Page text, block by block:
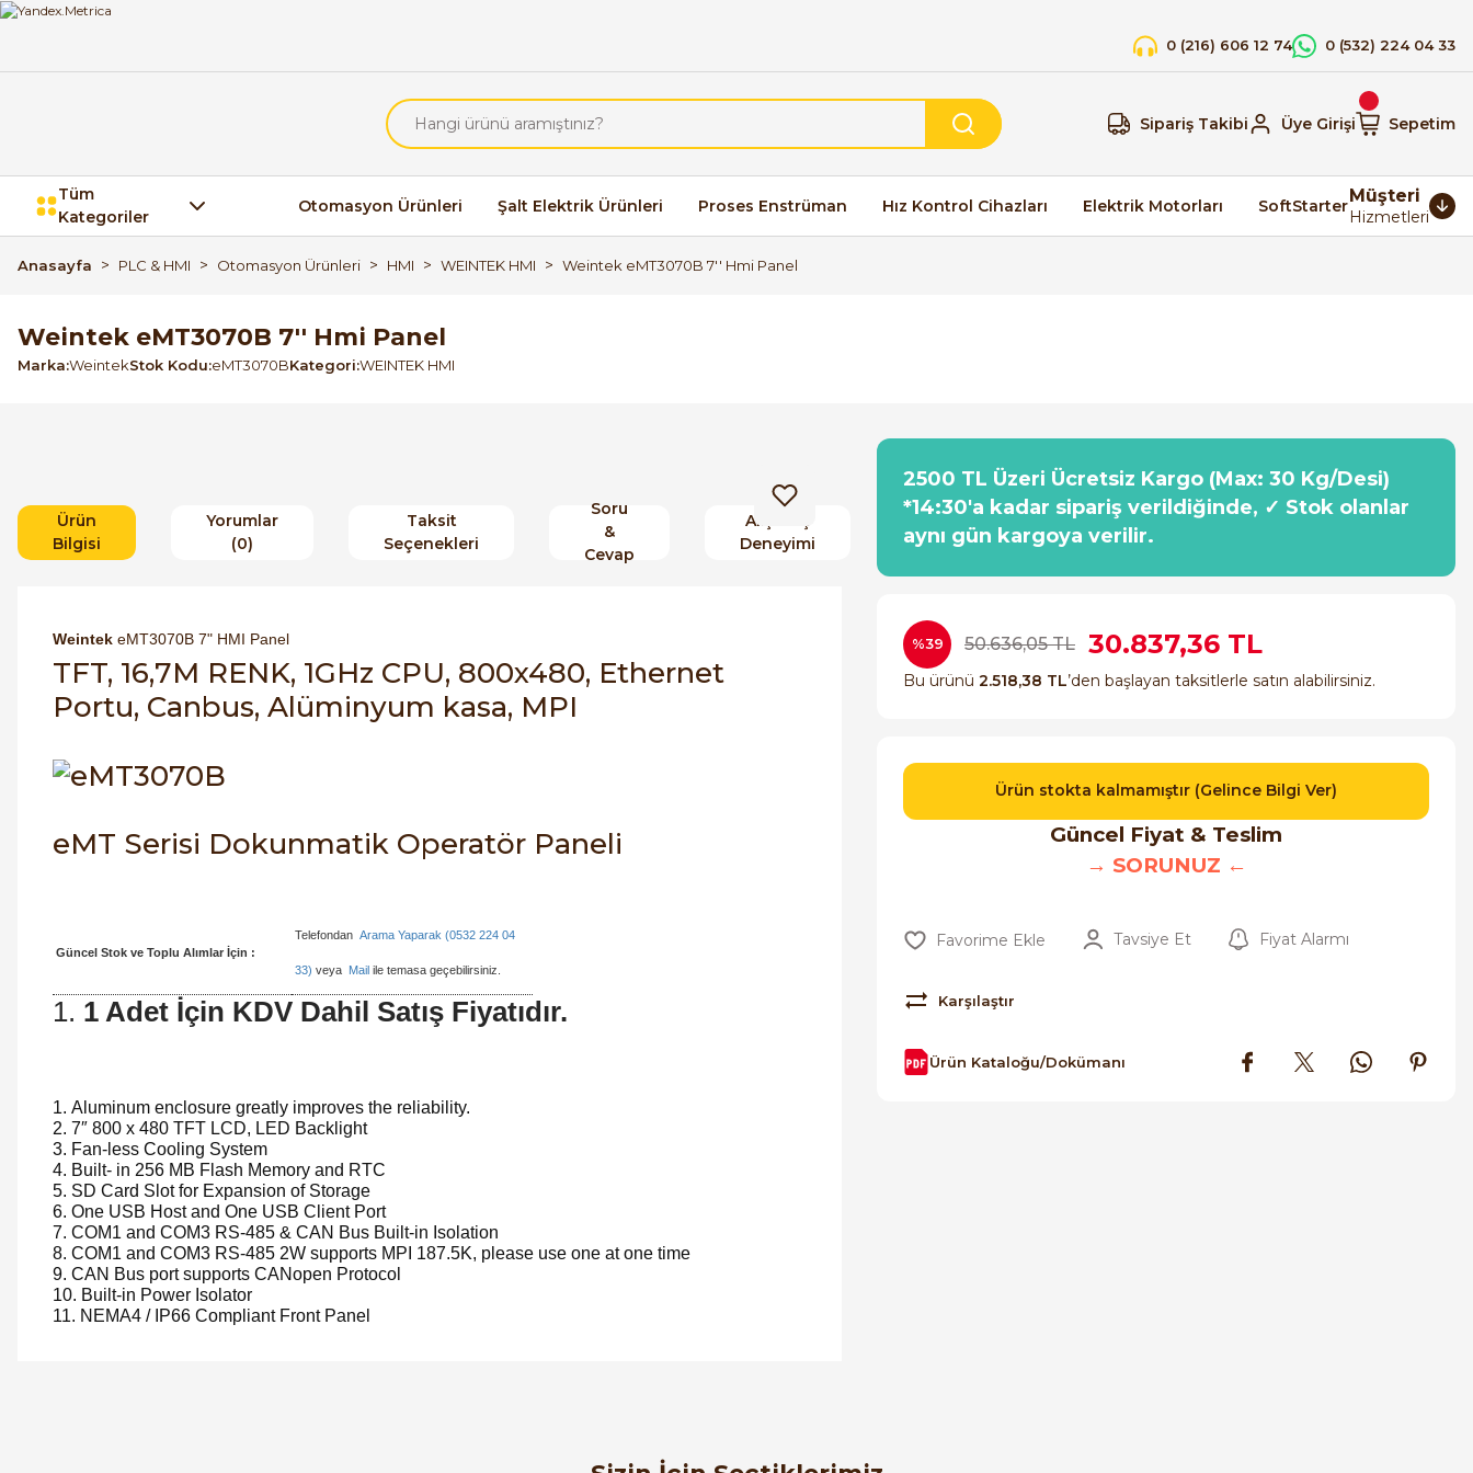
0 (216) 606 12 74 0 (532) 224 04 33
Sipariş Takibi Üye Girişi Sepetim
Tüm
Kategoriler
Otomasyon Ürünleri Şalt Elektrik Ürünleri Proses Enstrüman Hız Kontrol Cihazları Elektrik Motorları SoftStarterMüşteri
Hizmetleri
Anasayfa PLC & HMI Otomasyon Ürünleri HMI WEINTEK HMI Weintek eMT3070B 7'' Hmi Panel
Weintek eMT3070B 7'' Hmi Panel
Marka WeintekStok Kodu eMT3070BKategori WEINTEK HMI
Ürün
Bilgisi
Yorumlar
(0)
Taksit
Seçenekleri
Soru
&
Cevap
Alışveriş
Deneyimi
Weintek eMT3070B 7" HMI Panel
TFT, 16,7M RENK, 1GHz CPU, 800x480, Ethernet
Portu, Canbus, Alüminyum kasa, MPI
eMT Serisi Dokunmatik Operatör Paneli
Güncel Stok ve Toplu Alımlar İçin :
Telefondan Arama Yaparak (0532 224 04
33) veya Mail ile temasa geçebilirsiniz.
1 Adet İçin KDV Dahil Satış Fiyatıdır.
Aluminum enclosure greatly improves the reliability.
7″ 800 x 480 TFT LCD, LED Backlight
Fan-less Cooling System
Built- in 256 MB Flash Memory and RTC
SD Card Slot for Expansion of Storage
One USB Host and One USB Client Port
COM1 and COM3 RS-485 & CAN Bus Built-in Isolation
COM1 and COM3 RS-485 2W supports MPI 187.5K, please use one at one time
CAN Bus port supports CANopen Protocol
Built-in Power Isolator
NEMA4 / IP66 Compliant Front Panel
2500 TL Üzeri Ücretsiz Kargo (Max: 30 Kg/Desi)
*14:30'a kadar sipariş verildiğinde, ✓ Stok olanlar
aynı gün kargoya verilir.
%39 50.636,05 TL 30.837,36 TL
Bu ürünü 2.518,38 TL’den başlayan taksitlerle satın alabilirsiniz.
Ürün stokta kalmamıştır (Gelince Bilgi Ver)
Güncel Fiyat & Teslim
→ SORUNUZ ←
Tavsiye Et Fiyat Alarmı
Karşılaştır
Ürün Kataloğu/Dokümanı